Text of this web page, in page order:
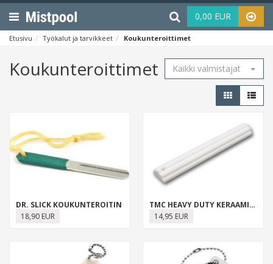
Menu Haku 0,00 EUR
Etusivu Työkalut ja tarvikkeet Koukunteroittimet
Koukunteroittimet Kaikki valmistajat
DR. SLICK KOUKUNTEROITIN
18,90 EUR
TMC HEAVY DUTY KERAAMINEN KOUKUNTEROITIN
14,95 EUR